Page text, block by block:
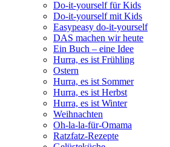
Do-it-yourself für Kids
Do-it-yourself mit Kids
Easypeasy do-it-yourself
DAS machen wir heute
Ein Buch – eine Idee
Hurra, es ist Frühling
Ostern
Hurra, es ist Sommer
Hurra, es ist Herbst
Hurra, es ist Winter
Weihnachten
Oh-la-la-für-Omama
Ratzfatz-Rezepte